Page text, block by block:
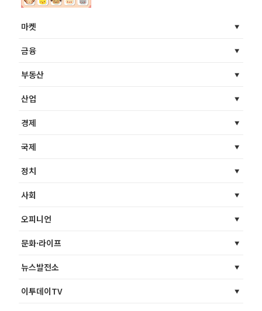
마켓
금융
부동산
산업
경제
국제
정치
사회
오피니언
문화·라이프
뉴스발전소
이투데이TV